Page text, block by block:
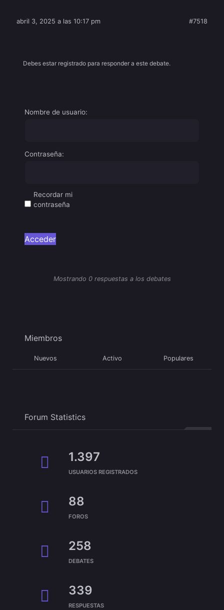
Mostrando 0 respuestas a los debates
abril 3, 2025 a las 10:17 pm #7518
Debes estar registrado para responder a este debate.
Nombre de usuario:
Contraseña:
Recordar mi
contraseña
Acceder
Miembros
Nuevos Activo Populares
Forum Statistics
1.397
USUARIOS REGISTRADOS
88
FOROS
258
DEBATES
339
RESPUESTAS